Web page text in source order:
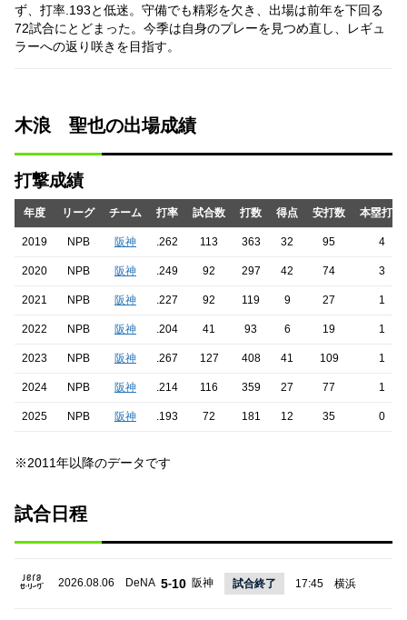
ず、打率.193と低迷。守備でも精彩を欠き、出場は前年を下回る
72試合にとどまった。今季は自身のプレーを見つめ直し、レギュ
ラーへの返り咲きを目指す。
木浪 聖也の出場成績
打撃成績
年度 リーグ チーム 打率 試合数 打数 得点 安打数 本塁打数
2019 NPB 阪神 .262 113 363 32 95 4
2020 NPB 阪神 .249 92 297 42 74 3
2021 NPB 阪神 .227 92 119 9 27 1
2022 NPB 阪神 .204 41 93 6 19 1
2023 NPB 阪神 .267 127 408 41 109 1
2024 NPB 阪神 .214 116 359 27 77 1
2025 NPB 阪神 .193 72 181 12 35 0
※2011年以降のデータです
試合日程
2026.08.06 DeNA 5-10 阪神 試合終了 17:45 横浜